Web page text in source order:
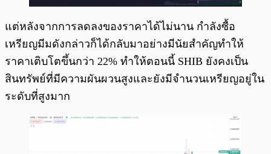
แต่หลังจากการลดลงของราคาได้ไม่นาน กำลังซื้อ
เหรียญมีมดังกล่าวก็ได้กลับมาอย่างมีนัยสำคัญทำให้
ราคาเติบโตขึ้นกว่า 22% ทำให้ตอนนี้ SHIB ยังคงเป็น
สินทรัพย์ที่มีความผันผวนสูงและยังมีจำนวนเหรียญอยู่ใน
ระดับที่สูงมาก